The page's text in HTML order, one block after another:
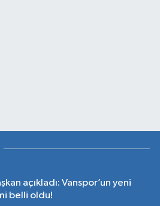
açıkladı: Vanspor’un yeni
belli oldu!